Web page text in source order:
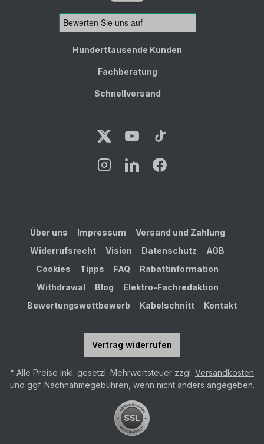
Hunderttausende Kunden
Fachberatung
Schnellversand
Über uns Impressum
Versand und Zahlung
Widerrufsrecht
Vision Datenschutz
AGB
Cookies
Tipps FAQ
Rabattinformation
Withdrawal
Blog
Elektro-Fachredaktion
Bewertungswettbewerb
Kabelschnitt Kontakt
Vertrag widerrufen
* Alle Preise inkl. gesetzl. Mehrwertsteuer zzgl. Versandkosten
und ggf. Nachnahmegebühren, wenn nicht anders angegeben.